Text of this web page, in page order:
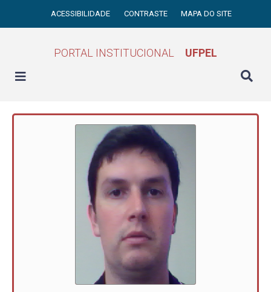
ACESSIBILIDADE CONTRASTE MAPA DO SITE
PORTAL INSTITUCIONAL UFPEL